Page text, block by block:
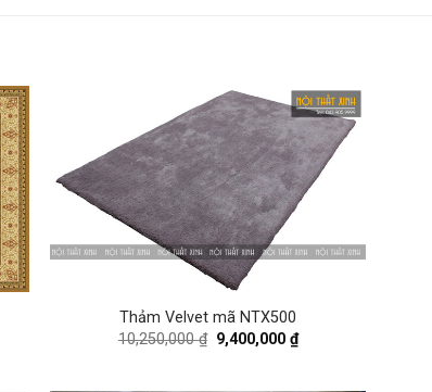
Thảm Velvet mã NTX500
10,250,000₫ Original
price
9,400,000₫Current
price